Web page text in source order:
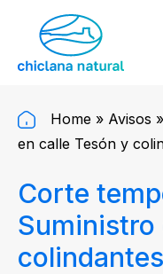
Home » Avisos »
en calle Tesón y
Corte
Suministro